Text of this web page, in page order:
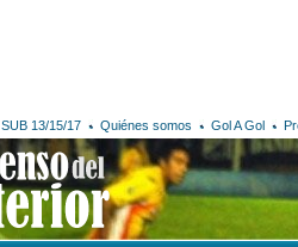
SUB 13/15/17 Quiénes somos Gol A Gol